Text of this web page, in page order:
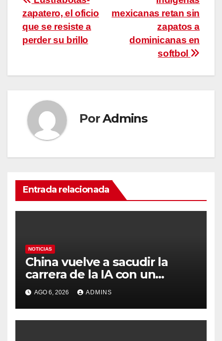
de
entradas
mexicanas retan sin
zapatos a
dominicanas en
softbol
zapatero, el oficio
que se resiste a
perder su brillo
PorAdmins
Entrada relacionada
NOTICIAS
China vuelve a sacudir la
carrera de la IA con un
modelo capaz de trabajar
durante días sin intervención
humana
AGO 6, 2026 ADMINS